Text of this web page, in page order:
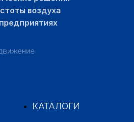
воздуха
КАТАЛОГИ